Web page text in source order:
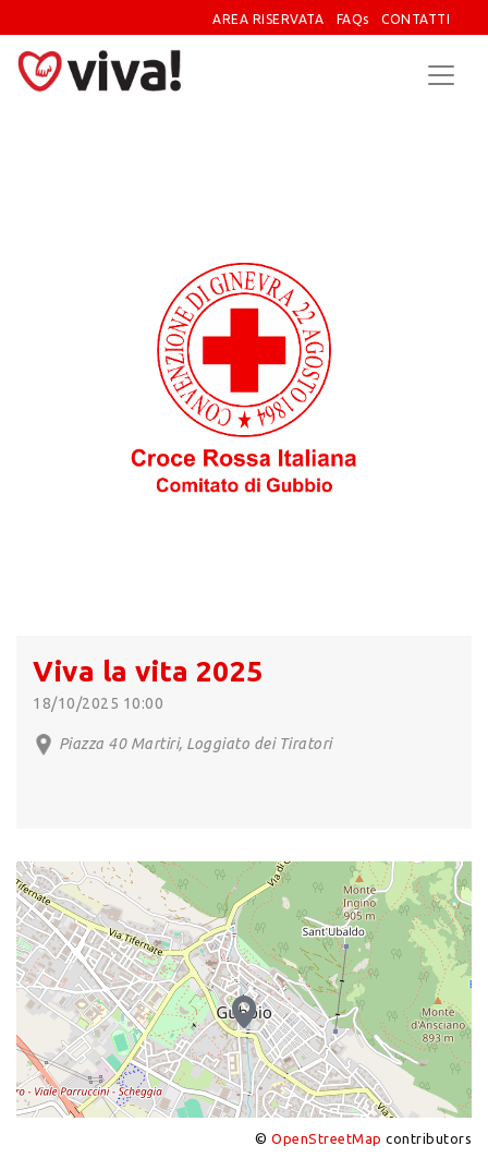
AREA RISERVATA FAQs CONTATTI
Viva la vita 2025
18/10/2025 10:00
Piazza 40 Martiri, Loggiato dei Tiratori
© OpenStreetMap contributors